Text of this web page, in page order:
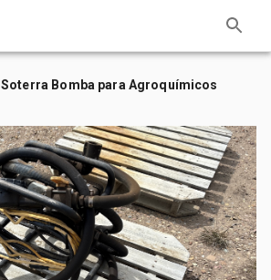
Soterra Bomba para Agroquímicos